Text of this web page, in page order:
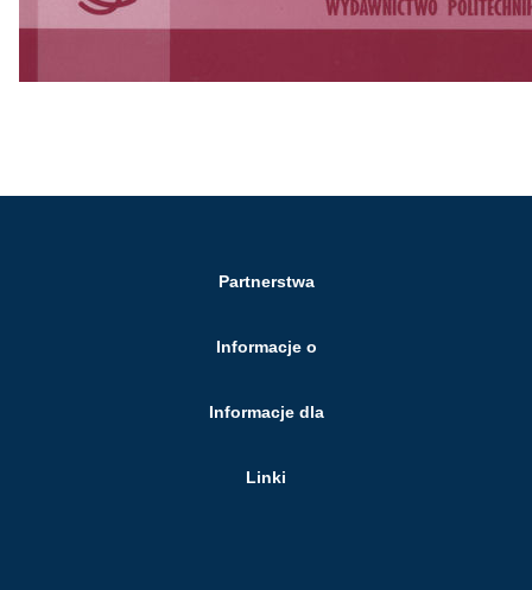
Partnerstwa
Informacje o
Informacje dla
Linki